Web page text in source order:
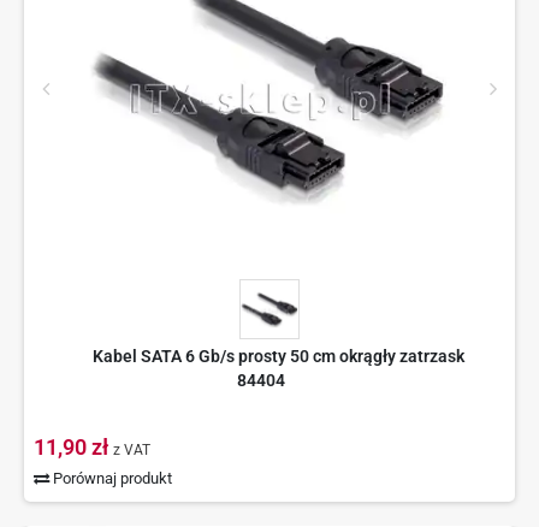
Kabel SATA 6 Gb/s prosty 50 cm okrągły zatrzask
84404
11,90 zł z VAT
Porównaj produkt